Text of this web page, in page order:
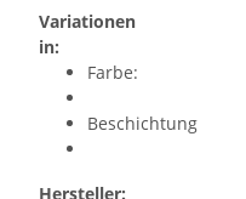
Variationen
in:
Farbe:
Beschichtung
Hersteller: